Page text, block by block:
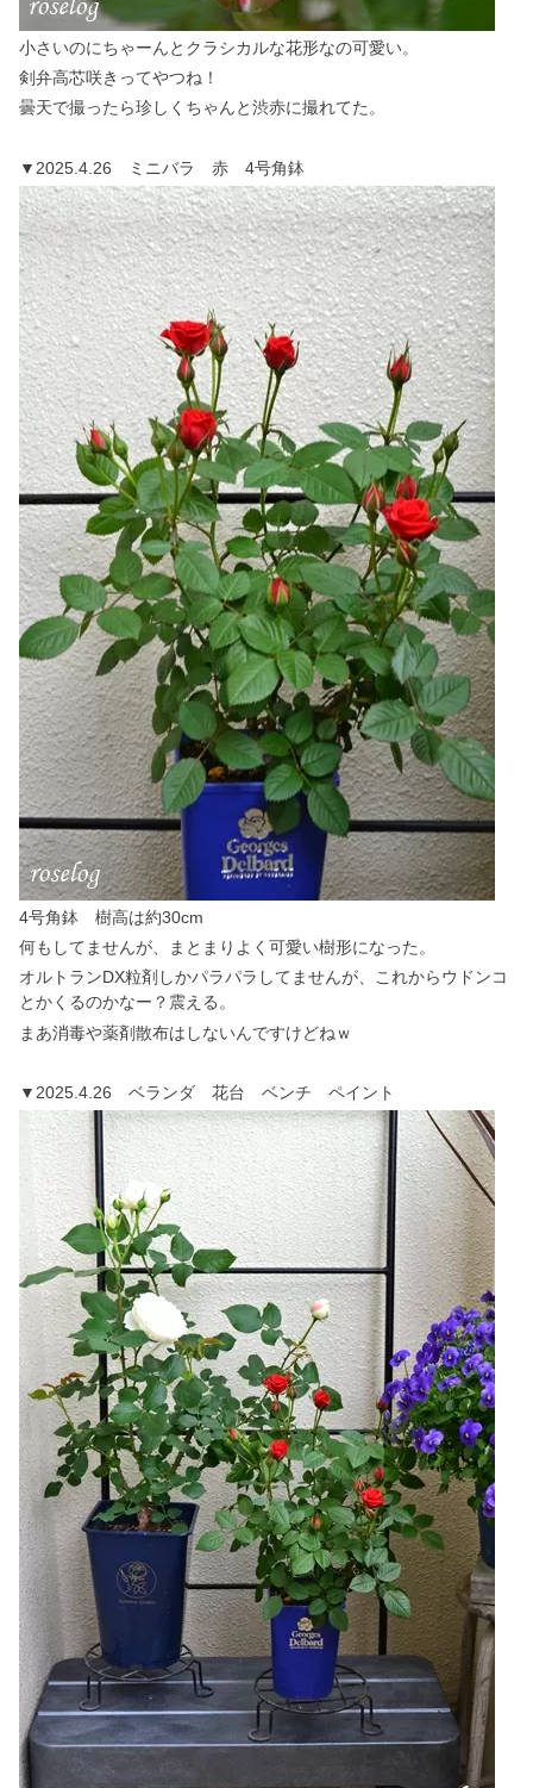
小さいのにちゃーんとクラシカルな花形なの可愛い。
剣弁高芯咲きってやつね！
曇天で撮ったら珍しくちゃんと渋赤に撮れてた。
▼2025.4.26 ミニバラ 赤 4号角鉢
4号角鉢 樹高は約30cm
何もしてませんが、まとまりよく可愛い樹形になった。
オルトランDX粒剤しかパラパラしてませんが、これからウドンコ
とかくるのかなー？震える。
まあ消毒や薬剤散布はしないんですけどねｗ
▼2025.4.26 ベランダ 花台 ベンチ ペイント